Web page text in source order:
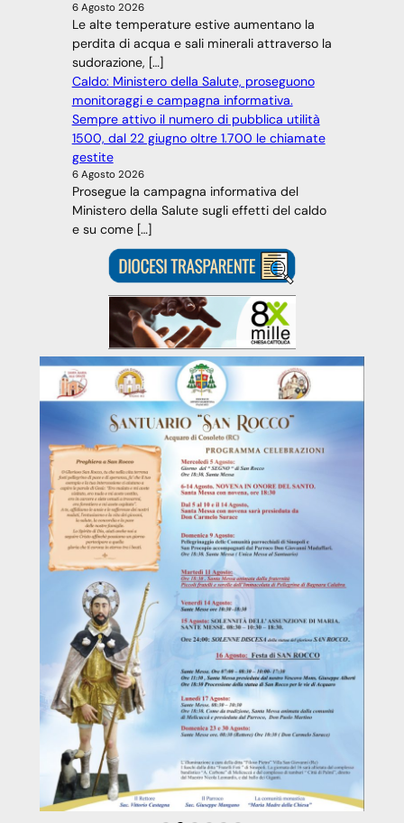
6 Agosto 2026
Le alte temperature estive aumentano la
perdita di acqua e sali minerali attraverso la
sudorazione, […]
Caldo: Ministero della Salute, proseguono
monitoraggi e campagna informativa.
Sempre attivo il numero di pubblica utilità
1500, dal 22 giugno oltre 1.700 le chiamate
gestite
6 Agosto 2026
Prosegue la campagna informativa del
Ministero della Salute sugli effetti del caldo
e su come […]